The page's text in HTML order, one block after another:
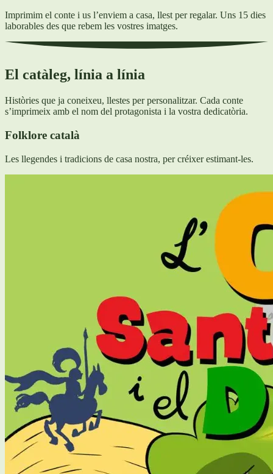
Imprimim el conte i us l’enviem a casa, llest per regalar. Uns 15 dies
laborables des que rebem les vostres imatges.
El catàleg, línia a línia
Històries que ja coneixeu, llestes per personalitzar. Cada conte
s’imprimeix amb el nom del protagonista i la vostra dedicatòria.
Folklore català
Les llegendes i tradicions de casa nostra, per créixer estimant-les.